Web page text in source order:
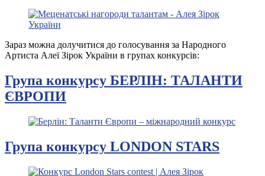
Зараз можна долучитися до голосування за Народного
Артиста Алеї Зірок України в групах конкурсів:
Група конкурсу БЕРЛІН: ТАЛАНТИ
ЄВРОПИ
Група конкурсу LONDON STARS